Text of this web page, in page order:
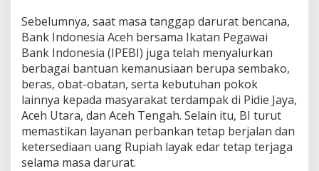
Sebelumnya, saat masa tanggap darurat bencana,
Bank Indonesia Aceh bersama Ikatan Pegawai
Bank Indonesia (IPEBI) juga telah menyalurkan
berbagai bantuan kemanusiaan berupa sembako,
beras, obat-obatan, serta kebutuhan pokok
lainnya kepada masyarakat terdampak di Pidie Jaya,
Aceh Utara, dan Aceh Tengah. Selain itu, BI turut
memastikan layanan perbankan tetap berjalan dan
ketersediaan uang Rupiah layak edar tetap terjaga
selama masa darurat.